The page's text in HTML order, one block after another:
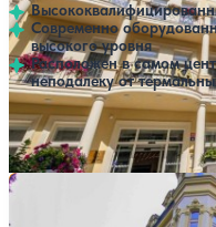
Современно
высокого уровня
Расположен в самом
неподалеку от
Профилей лечения:3
Санаторий Mignon
Нет цен или